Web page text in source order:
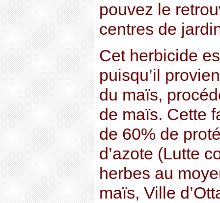
pouvez le
centres de
Cet herbicide
puisqu’il
du maïs,
de maïs. Cette
de 60% de
d’azote (Lutte
herbes au
maïs, Ville